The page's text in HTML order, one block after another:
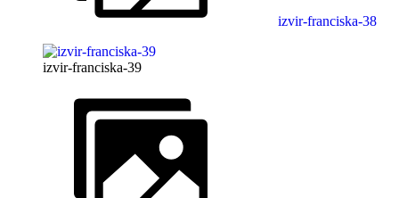
izvir-franciska-38
izvir-franciska-39